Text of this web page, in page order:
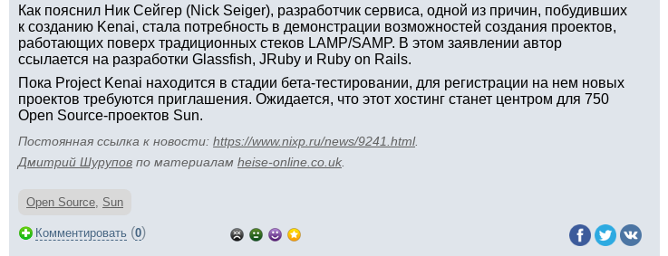
Как пояснил Ник Сейгер (Nick Seiger), разработчик сервиса, одной из причин, побудивших
к созданию Kenai, стала потребность в демонстрации возможностей создания проектов,
работающих поверх традиционных стеков LAMP/SAMP. В этом заявлении автор
ссылается на разработки Glassfish, JRuby и Ruby on Rails.
Пока Project Kenai находится в стадии бета-тестировании, для регистрации на нем новых
проектов требуются приглашения. Ожидается, что этот хостинг станет центром для 750
Open Source-проектов Sun.
Постоянная ссылка к новости: https://www.nixp.ru/news/9241.html.
Дмитрий Шурупов по материалам heise-online.co.uk
Open Source, Sun
Комментировать (0)